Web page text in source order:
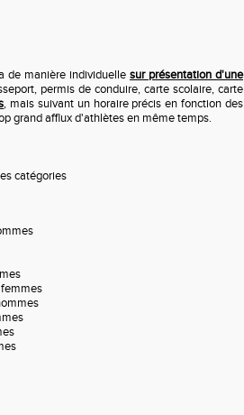
de manière individuelle sur présentation d'une
permis de conduire, carte scolaire, carte
, mais suivant un horaire précis en fonction des
grand afflux d'athlètes en même temps.
catégories
femmes